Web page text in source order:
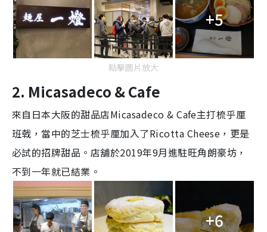
+5
點擊圖片放大
2. Micasadeco & Cafe
來自日本大阪的甜品店Micasadeco & Cafe主打梳乎厘
班戟，當中的芝士梳乎厘加入了Ricotta Cheese，更是
必試的招牌甜品 。店舖於2019年9月進駐旺角朗豪坊，
不到一年就已結業。
+6